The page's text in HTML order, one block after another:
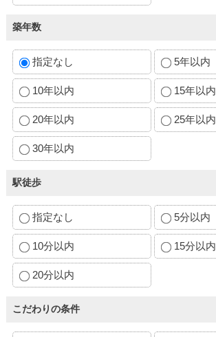
築年数
指定なし 5年以内
10年以内 15年以内
20年以内 25年以内
30年以内
駅徒歩
指定なし 5分以内
10分以内 15分以内
20分以内
こだわりの条件